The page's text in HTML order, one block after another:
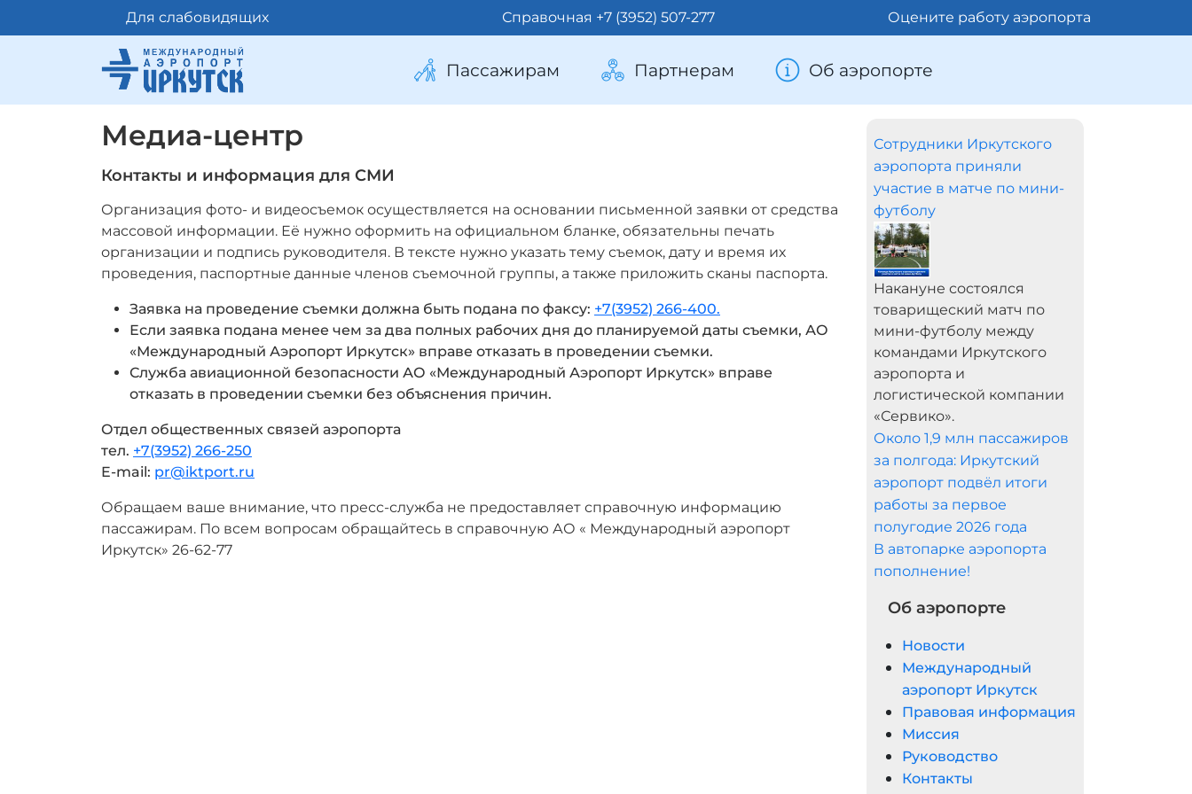
Для слабовидящих Справочная +7 (3952) 507-277 Оцените работу аэропорта
Пассажирам Партнерам Об аэропорте
Медиа-центр
Контакты и информация для СМИ
Организация фото- и видеосъемок осуществляется на основании письменной заявки от средства
массовой информации. Её нужно оформить на официальном бланке, обязательны печать
организации и подпись руководителя. В тексте нужно указать тему съемок, дату и время их
проведения, паспортные данные членов съемочной группы, а также приложить сканы паспорта.
Заявка на проведение съемки должна быть подана по факсу: +7(3952) 266-400.
Если заявка подана менее чем за два полных рабочих дня до планируемой даты съемки, АО
«Международный Аэропорт Иркутск» вправе отказать в проведении съемки.
Служба авиационной безопасности АО «Международный Аэропорт Иркутск» вправе
отказать в проведении съемки без объяснения причин.
Отдел общественных связей аэропорта
тел. +7(3952) 266-250
E-mail: pr@iktport.ru
Обращаем ваше внимание, что пресс-служба не предоставляет справочную информацию
пассажирам. По всем вопросам обращайтесь в справочную АО « Международный аэропорт
Иркутск» 26-62-77
Сотрудники Иркутского
аэропорта приняли
участие в матче по мини-
футболу
Накануне состоялся
товарищеский матч по
мини-футболу между
командами Иркутского
аэропорта и
логистической компании
«Сервико».
Около 1,9 млн пассажиров
за полгода: Иркутский
аэропорт подвёл итоги
работы за первое
полугодие 2026 года
В автопарке аэропорта
пополнение!
Об аэропорте
Новости
Международный
аэропорт Иркутск
Правовая информация
Миссия
Руководство
Контакты